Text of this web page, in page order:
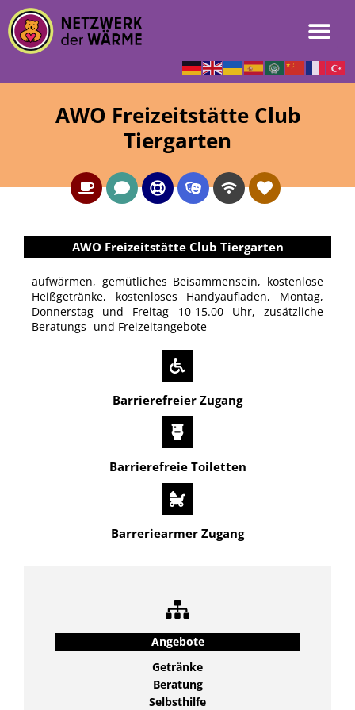
AWO Freizeitstätte Club
Tiergarten
AWO Freizeitstätte Club Tiergarten
aufwärmen, gemütliches Beisammensein, kostenlose
Heißgetränke, kostenloses Handyaufladen, Montag,
Donnerstag und Freitag 10-15.00 Uhr, zusätzliche
Beratungs- und Freizeitangebote
Barrierefreier Zugang
Barrierefreie Toiletten
Barreriearmer Zugang
Angebote
Getränke
Beratung
Selbsthilfe